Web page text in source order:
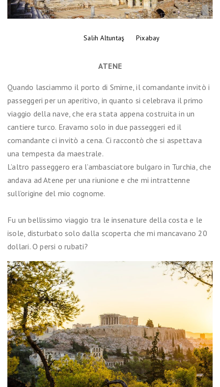
Foto diSalih Altuntaş Pixabay
ATENE
Quando lasciammo il porto di Smirne, il comandante invitò i
passeggeri per un aperitivo, in quanto si celebrava il primo
viaggio della nave, che era stata appena costruita in un
cantiere turco. Eravamo solo in due passeggeri ed il
comandante ci invitò a cena. Ci raccontò che si aspettava
una tempesta da maestrale.
L’altro passeggero era l’ambasciatore bulgaro in Turchia, che
andava ad Atene per una riunione e che mi intrattenne
sull’origine del mio cognome.
Fu un bellissimo viaggio tra le insenature della costa e le
isole, disturbato solo dalla scoperta che mi mancavano 20
dollari. O persi o rubati?